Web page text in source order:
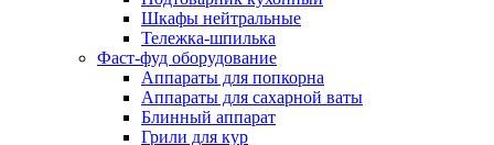
Шкафы нейтральные
Тележка-шпилька
Фаст-фуд оборудование
Аппараты для попкорна
Аппараты для сахарной ваты
Блинный аппарат
Грили для кур